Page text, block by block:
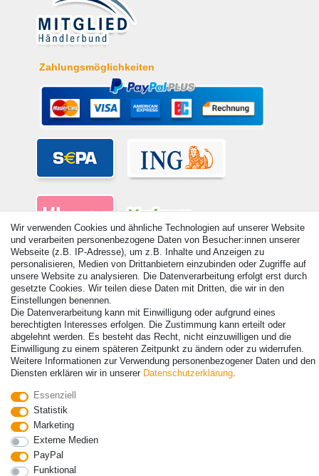
Zahlungsmöglichkeiten
© Copyright 2026 | Alle Rechte vorbehalten. - Alle Rechte vorbehalten.
Preisangaben inkl. gesetzl. 19% MwSt. | Grundpreise siehe Artikeldetail | *Gilt für
Lieferungen nach Deutschland!
Vertrag widerrufen Kontakt
Wir verwenden Cookies und ähnliche Technologien auf unserer Website
und verarbeiten personenbezogene Daten von Besucher:innen unserer
Webseite (z.B. IP-Adresse), um z.B. Inhalte und Anzeigen zu
personalisieren, Medien von Drittanbietern einzubinden oder Zugriffe auf
unsere Website zu analysieren. Die Datenverarbeitung erfolgt erst durch
gesetzte Cookies. Wir teilen diese Daten mit Dritten, die wir in den
Einstellungen benennen.
Die Datenverarbeitung kann mit Einwilligung oder aufgrund eines
berechtigten Interesses erfolgen. Die Zustimmung kann erteilt oder
abgelehnt werden. Es besteht das Recht, nicht einzuwilligen und die
Einwilligung zu einem späteren Zeitpunkt zu ändern oder zu widerrufen.
Weitere Informationen zur Verwendung personenbezogener Daten und den
Diensten erklären wir in unserer Daten­schutz­erklärung.
Essenziell
Statistik
Marketing
Externe Medien
PayPal
Funktional